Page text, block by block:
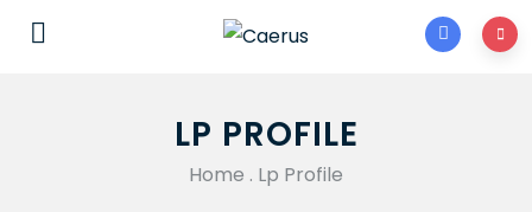
LP PROFILE
Home . Lp Profile